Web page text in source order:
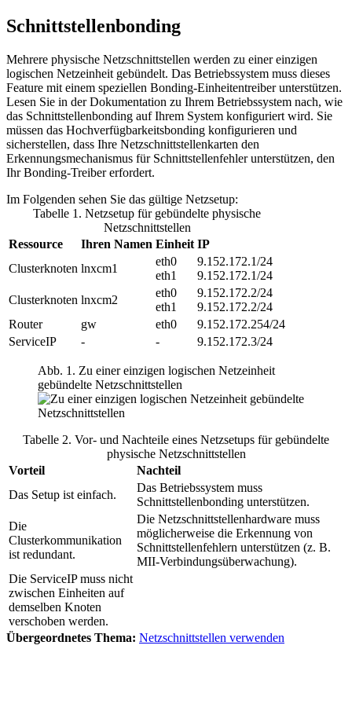
Schnittstellenbonding
Mehrere physische Netzschnittstellen werden zu einer einzigen
logischen Netzeinheit gebündelt. Das Betriebssystem muss dieses
Feature mit einem speziellen Bonding-Einheitentreiber unterstützen.
Lesen Sie in der Dokumentation zu Ihrem Betriebssystem nach, wie
das Schnittstellenbonding auf Ihrem System konfiguriert wird. Sie
müssen das Hochverfügbarkeitsbonding konfigurieren und
sicherstellen, dass Ihre Netzschnittstellenkarten den
Erkennungsmechanismus für Schnittstellenfehler unterstützen, den
Ihr Bonding-Treiber erfordert.
Im Folgenden sehen Sie das gültige Netzsetup:
Tabelle 1. Netzsetup für gebündelte physische
Netzschnittstellen
Ressource
Ihren Namen Einheit IP
Clusterknoten lnxcm1
eth0
eth1
9.152.172.1/24
9.152.172.1/24
Clusterknoten lnxcm2
eth0
eth1
9.152.172.2/24
9.152.172.2/24
Router
gw eth0
9.152.172.254/24
ServiceIP
- - 9.152.172.3/24
Abb. 1. Zu einer einzigen logischen Netzeinheit
gebündelte Netzschnittstellen
Tabelle 2. Vor- und Nachteile eines Netzsetups für gebündelte
physische Netzschnittstellen
Vorteil
Nachteil
Das Setup ist einfach.
Das Betriebssystem muss
Schnittstellenbonding unterstützen.
Die
Clusterkommunikation
ist redundant.
Die Netzschnittstellenhardware muss
möglicherweise die Erkennung von
Schnittstellenfehlern unterstützen (z. B.
MII-Verbindungsüberwachung).
Die ServiceIP muss nicht
zwischen Einheiten auf
demselben Knoten
verschoben werden.
Übergeordnetes Thema: Netzschnittstellen verwenden